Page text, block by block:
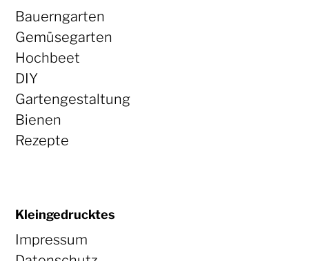
Bauerngarten
Gemüsegarten
Hochbeet
DIY
Gartengestaltung
Bienen
Rezepte
Kleingedrucktes
Impressum